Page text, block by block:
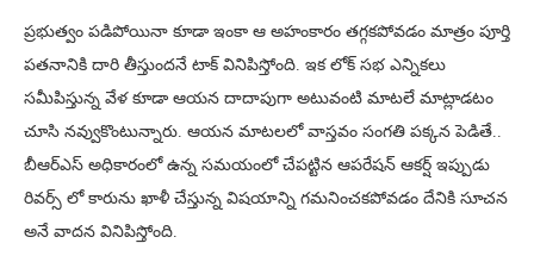
ప్రభుత్వం పడిపోయినా కూడా ఇంకా ఆ అహంకారం తగ్గకపోవడం మాత్రం పూర్తి
పతనానికి దారి తీస్తుందనే టాక్ వినిపిస్తోంది. ఇక లోక్ సభ ఎన్నికలు
సమీపిస్తున్న వేళ కూడా ఆయన దాదాపుగా అటువంటి మాటలే మాట్లాడటం
చూసి నవ్వుకొంటున్నారు. ఆయన మాటలలో వాస్తవం సంగతి పక్కన పెడితే..
బీఆర్ఎస్ అధికారంలో ఉన్న సమయంలో చేపట్టిన ఆపరేషన్ ఆకర్ష్ ఇప్పుడు
రివర్స్ లో కారును ఖాళీ చేస్తున్న విషయాన్ని గమనించకపోవడం దేనికి సూచన
అనే వాదన వినిపిస్తోంది.